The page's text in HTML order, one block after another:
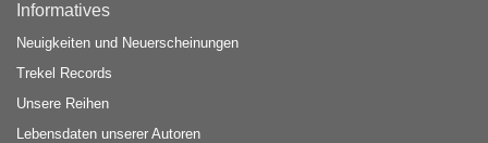
Informatives
Neuigkeiten und Neuerscheinungen
Trekel Records
Unsere Reihen
Lebensdaten unserer Autoren